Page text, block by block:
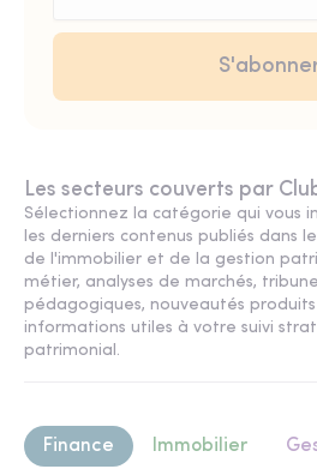
Les secteurs couverts par
Sélectionnez la catégorie qui vous
les derniers contenus publiés dans
de l'immobilier et de la gestion
métier, analyses de marchés,
pédagogiques, nouveautés produits
informations utiles à votre suivi
patrimonial.
Finance Immobilier